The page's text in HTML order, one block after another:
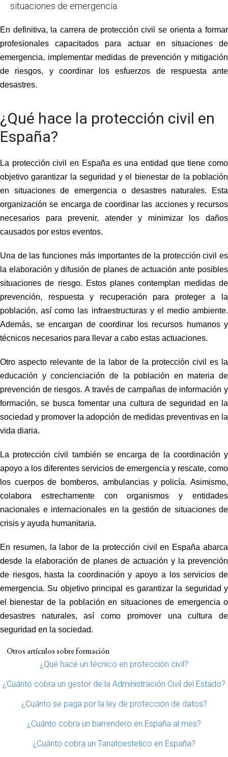
situaciones de emergencia.
En definitiva, la carrera de protección civil se orienta a formar
profesionales capacitados para actuar en situaciones de
emergencia, implementar medidas de prevención y mitigación
de riesgos, y coordinar los esfuerzos de respuesta ante
desastres.
¿Qué hace la protección civil en
España?
La protección civil
en España es una entidad que tiene como
objetivo garantizar la seguridad y el bienestar de la población
en situaciones de emergencia o desastres naturales. Esta
organización se encarga de coordinar las acciones y recursos
necesarios para prevenir, atender y minimizar los daños
causados por estos eventos.
Una de las funciones más importantes de la protección civil es
la elaboración y difusión de planes de actuación ante posibles
situaciones de riesgo. Estos planes contemplan medidas de
prevención, respuesta y recuperación para proteger a la
población, así como las infraestructuras y el medio ambiente.
Además, se encargan de coordinar los recursos humanos y
técnicos necesarios para llevar a cabo estas actuaciones.
Otro aspecto relevante de la labor de la protección civil
es la
educación y concienciación de la población en materia de
prevención de riesgos. A través de campañas de información y
formación, se busca fomentar una cultura de seguridad en la
sociedad y promover la adopción de medidas preventivas en la
vida diaria.
La protección civil
también se encarga de la coordinación y
apoyo a los diferentes servicios de emergencia y rescate, como
los cuerpos de bomberos, ambulancias y policía. Asimismo,
colabora estrechamente con organismos y entidades
nacionales e internacionales en la gestión de situaciones de
crisis y ayuda humanitaria.
En resumen, la labor de la protección civil en España abarca
desde la elaboración de planes de actuación y la prevención
de riesgos, hasta la coordinación y apoyo a los servicios de
emergencia. Su objetivo principal es garantizar la seguridad y
el bienestar de la población en situaciones de emergencia o
desastres naturales, así como promover una cultura de
seguridad en la sociedad.
Otros artículos sobre formación
¿Qué hace un técnico en protección civil?
¿Cuánto cobra un gestor de la Administración Civil del Estado?
¿Cuánto se paga por la ley de protección de datos?
¿Cuánto cobra un barrendero en España al mes?
¿Cuánto cobra un Tanatoestetico en España?